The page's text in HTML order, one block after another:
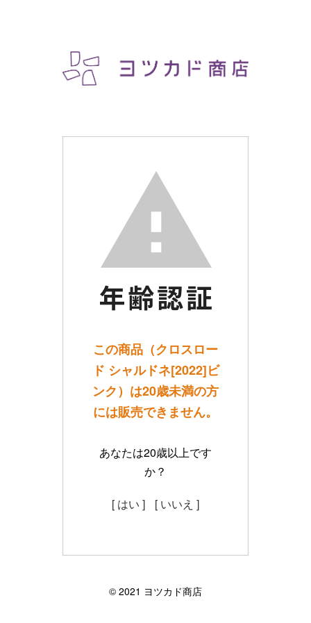
この商品（クロスロー
ド シャルドネ[2022]ビ
ンク）は20歳未満の方
には販売できません。
あなたは20歳以上です
か？
[ はい ] [ いいえ ]
©︎ 2021 ヨツカド商店